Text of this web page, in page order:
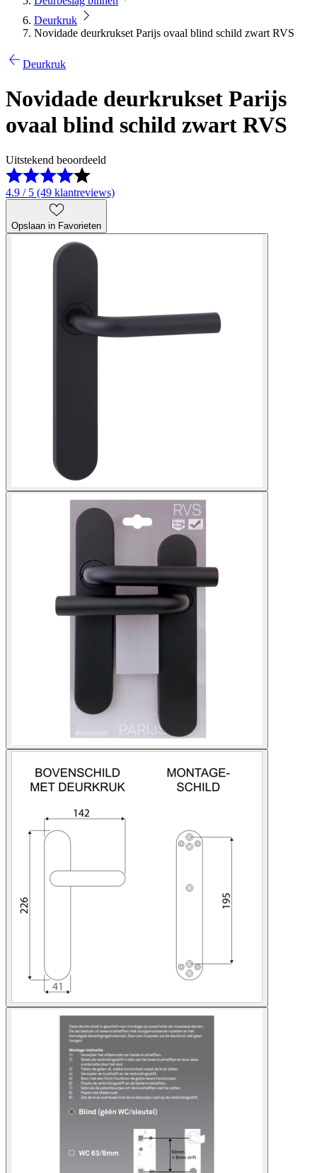
Deurkruk
Novidade deurkrukset Parijs ovaal blind schild zwart RVS
Deurkruk
Novidade deurkrukset Parijs
ovaal blind schild zwart RVS
Uitstekend beoordeeld
4.9 / 5 (49 klantreviews)
Opslaan in Favorieten